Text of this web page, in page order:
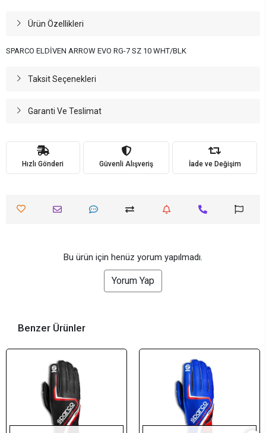
Ürün Özellikleri
SPARCO ELDİVEN ARROW EVO RG-7 SZ 10 WHT/BLK
Taksit Seçenekleri
Garanti Ve Teslimat
Hızlı Gönderi Güvenli Alışveriş İade ve Değişim
Bu ürün için henüz yorum yapılmadı.
Yorum Yap
Benzer Ürünler